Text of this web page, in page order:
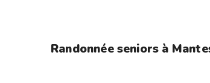
Randonnée seniors à